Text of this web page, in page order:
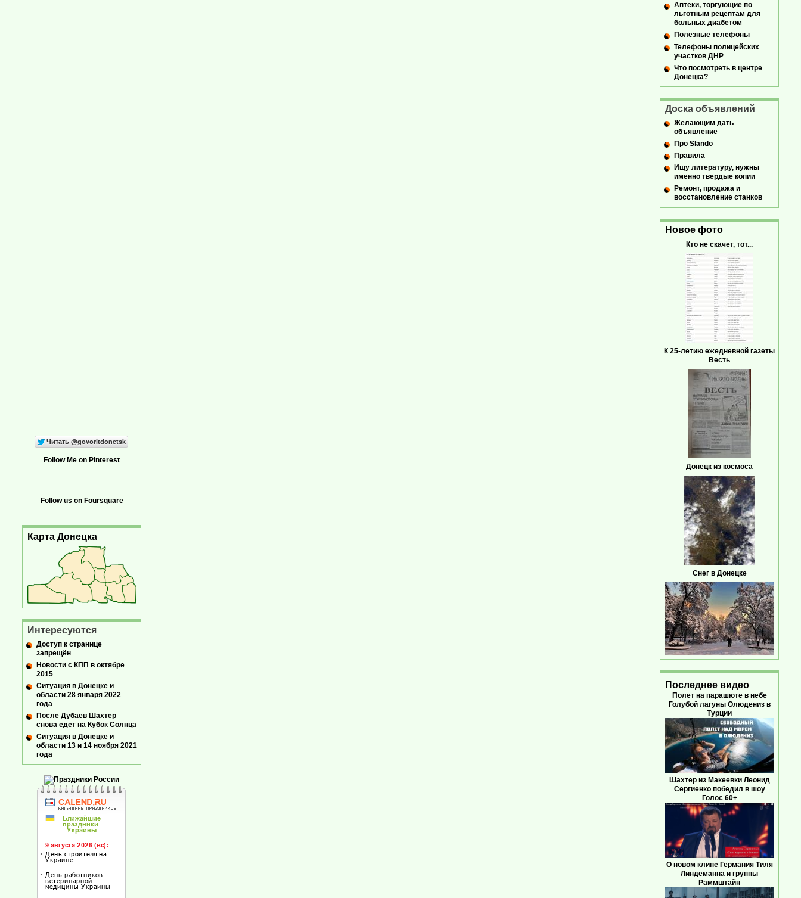
Follow Me on Pinterest
Follow us on Foursquare
Карта Донецка
Интересуются
Доступ к странице
запрещён
Новости с КПП в октябре
2015
Ситуация в Донецке и
области 28 января 2022
года
После Дубаев Шахтёр
снова едет на Кубок Солнца
Ситуация в Донецке и
области 13 и 14 ноября 2021
года
Аптеки, торгующие по
льготным рецептам для
больных диабетом
Полезные телефоны
Телефоны полицейских
участков ДНР
Что посмотреть в центре
Донецка?
Доска объявлений
Желающим дать
объявление
Про Slando
Правила
Ищу литературу, нужны
именно твердые копии
Ремонт, продажа и
восстановление станков
Новое фото
Кто не скачет, тот...
К 25-летию ежедневной газеты
Весть
Донецк из космоса
Снег в Донецке
Последнее видео
Полет на парашюте в небе
Голубой лагуны Олюдениз в
Турции
Шахтер из Макеевки Леонид
Сергиенко победил в шоу
Голос 60+
О новом клипе Германия Тиля
Линдеманна и группы
Раммштайн